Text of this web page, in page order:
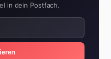
in dein Postfach.